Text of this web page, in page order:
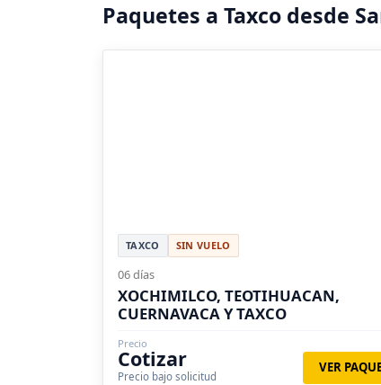
Paquetes a Taxco desde
TAXCO SIN VUELO
06 días
XOCHIMILCO, TEOTIHUACAN,
CUERNAVACA Y TAXCO
Precio
Cotizar
Precio bajo solicitud
VER